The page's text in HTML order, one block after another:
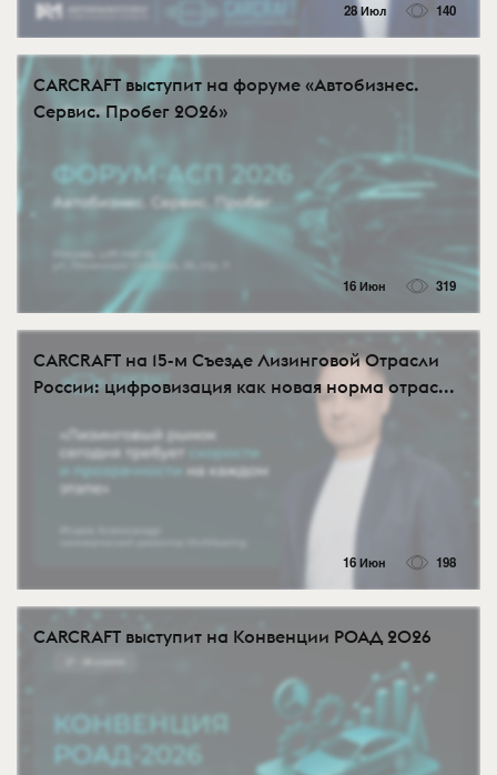
28 Июл 140
CARCRAFT выступит на форуме «Автобизнес.
Сервис. Пробег 2026»
16 Июн 319
CARCRAFT на 15-м Съезде Лизинговой Отрасли
России: цифровизация как новая норма отрас...
16 Июн 198
CARCRAFT выступит на Конвенции РОАД 2026